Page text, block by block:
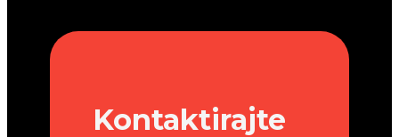
Kontaktirajte